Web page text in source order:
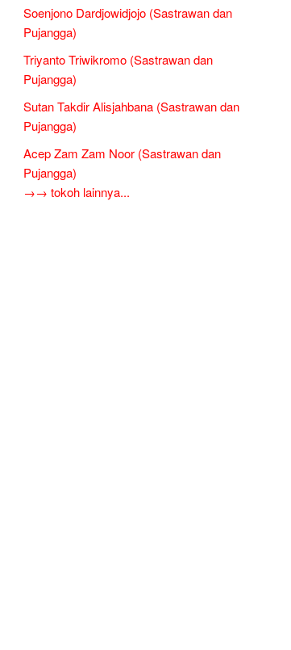
Soenjono Dardjowidjojo (Sastrawan dan
Pujangga)
Triyanto Triwikromo (Sastrawan dan
Pujangga)
Sutan Takdir Alisjahbana (Sastrawan dan
Pujangga)
Acep Zam Zam Noor (Sastrawan dan
Pujangga)
→→ tokoh lainnya...